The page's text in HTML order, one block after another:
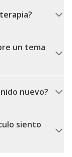
un tema
nuevo?
siento